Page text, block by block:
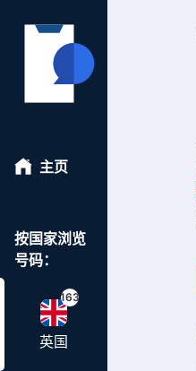
主页
按国家浏览
号码：
163
英国